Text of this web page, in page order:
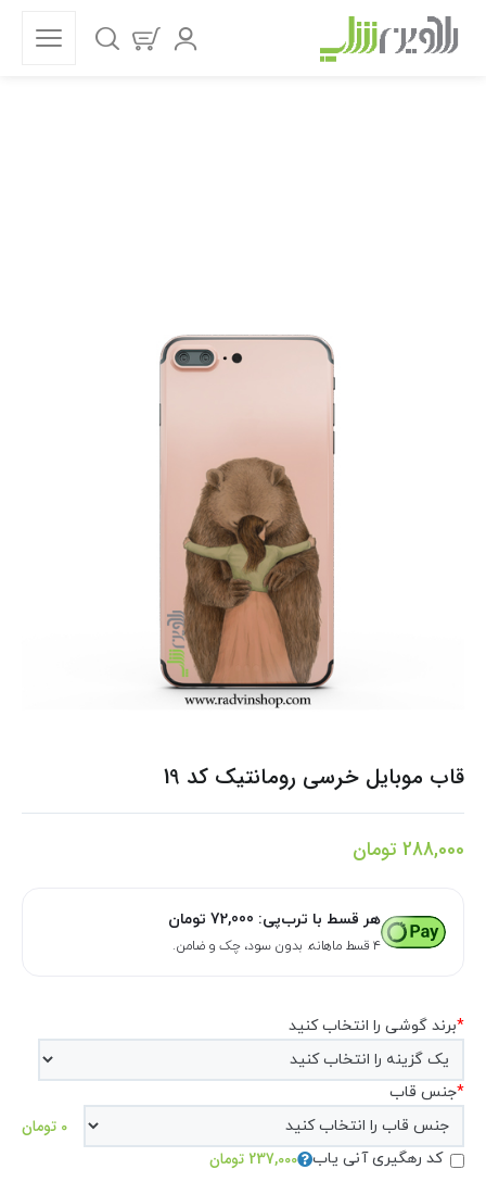
قاب موبایل خرسی رومانتیک کد 19
288,000 تومان
هر قسط با ترب‌پی: 72,000 تومان
۴ قسط ماهانه. بدون سود، چک و ضامن.
*برند گوشی را انتخاب کنید
*جنس قاب
0 تومان
کد رهگیری آنی یاب 237,000 تومان